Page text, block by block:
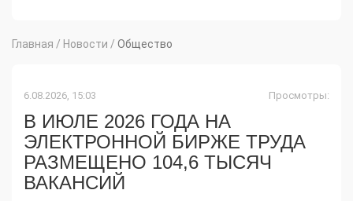
Главная / Новости / Общество
6.08.2026, 15:03 Просмотры:
В ИЮЛЕ 2026 ГОДА НА
ЭЛЕКТРОННОЙ БИРЖЕ ТРУДА
РАЗМЕЩЕНО 104,6 ТЫСЯЧ
ВАКАНСИЙ